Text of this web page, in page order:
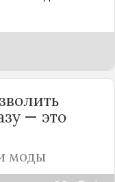
— это
моды